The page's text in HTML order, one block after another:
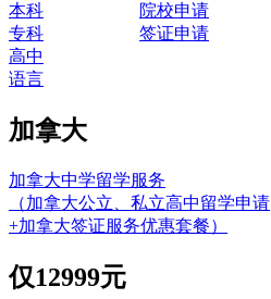
本科
院校申请
专科
签证申请
高中
语言
加拿大
加拿大中学留学服务
（加拿大公立、私立高中留学申请
+加拿大签证服务优惠套餐）
仅12999元